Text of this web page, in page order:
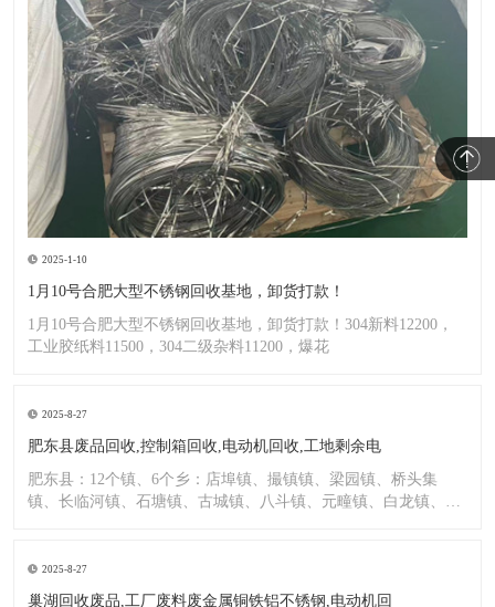
2025-1-10
1月10号合肥大型不锈钢回收基地，卸货打款！
1月10号合肥大型不锈钢回收基地，卸货打款！304新料12200，
工业胶纸料11500，304二级杂料11200，爆花
2025-8-27
肥东县废品回收,控制箱回收,电动机回收,工地剩余电
肥东县：12个镇、6个乡：店埠镇、撮镇镇、梁园镇、桥头集
镇、长临河镇、石塘镇、古城镇、八斗镇、元疃镇、白龙镇、包
2025-8-27
巢湖回收废品,工厂废料废金属铜铁铝不锈钢,电动机回